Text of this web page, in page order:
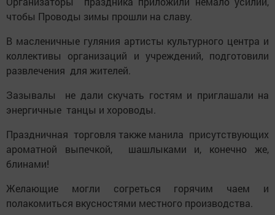
чтобы Проводы зимы прошли на славу.
В масленичные гуляния артисты культурного центра и
коллективы организаций и учреждений, подготовили
развлечения для жителей.
Зазывалы не дали скучать гостям и приглашали на
энергичные танцы и хороводы.
Праздничная торговля также манила присутствующих
ароматной выпечкой, шашлыками и, конечно же,
блинами!
Желающие могли согреться горячим чаем и
полакомиться вкусностями местного производства.